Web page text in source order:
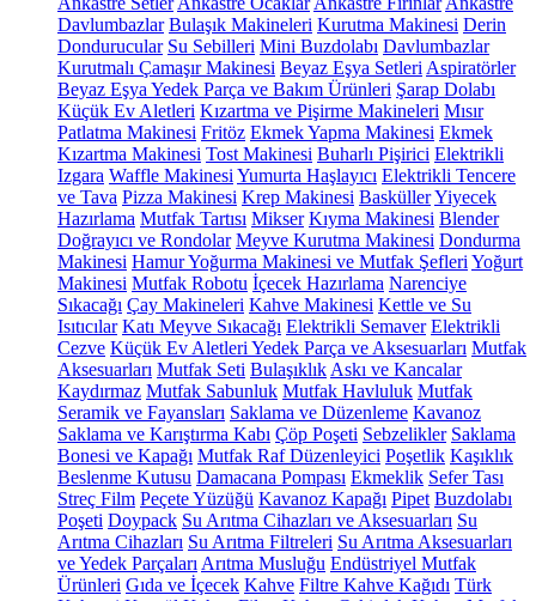
Davlumbazlar Bulaşık Makineleri Kurutma Makinesi Derin
Dondurucular Su Sebilleri Mini Buzdolabı Davlumbazlar
Kurutmalı Çamaşır Makinesi Beyaz Eşya Setleri Aspiratörler
Beyaz Eşya Yedek Parça ve Bakım Ürünleri Şarap Dolabı
Küçük Ev Aletleri Kızartma ve Pişirme Makineleri Mısır
Patlatma Makinesi Fritöz Ekmek Yapma Makinesi Ekmek
Kızartma Makinesi Tost Makinesi Buharlı Pişirici Elektrikli
Izgara Waffle Makinesi Yumurta Haşlayıcı Elektrikli Tencere
ve Tava Pizza Makinesi Krep Makinesi BasküllerYiyecek
Hazırlama Mutfak Tartısı Mikser Kıyma Makinesi Blender
Doğrayıcı ve Rondolar Meyve Kurutma Makinesi Dondurma
Makinesi Hamur Yoğurma Makinesi ve Mutfak Şefleri Yoğurt
Makinesi Mutfak Robotu İçecek Hazırlama Narenciye
Sıkacağı Çay Makineleri Kahve Makinesi Kettle ve Su
Isıtıcılar Katı Meyve Sıkacağı Elektrikli Semaver Elektrikli
Cezve Küçük Ev Aletleri Yedek Parça ve Aksesuarları Mutfak
Aksesuarları Mutfak Seti Bulaşıklık Askı ve Kancalar
Kaydırmaz Mutfak Sabunluk Mutfak Havluluk Mutfak
Seramik ve Fayansları Saklama ve Düzenleme Kavanoz
Saklama ve Karıştırma Kabı Çöp Poşeti Sebzelikler Saklama
Bonesi ve Kapağı Mutfak Raf Düzenleyici Poşetlik Kaşıklık
Beslenme Kutusu Damacana Pompası Ekmeklik Sefer Tası
Streç Film Peçete Yüzüğü Kavanoz Kapağı Pipet Buzdolabı
Poşeti Doypack Su Arıtma Cihazları ve Aksesuarları Su
Arıtma Cihazları Su Arıtma Filtreleri Su Arıtma Aksesuarları
ve Yedek Parçaları Arıtma Musluğu Endüstriyel Mutfak
Ürünleri Gıda ve İçecek Kahve Filtre Kahve Kağıdı Türk